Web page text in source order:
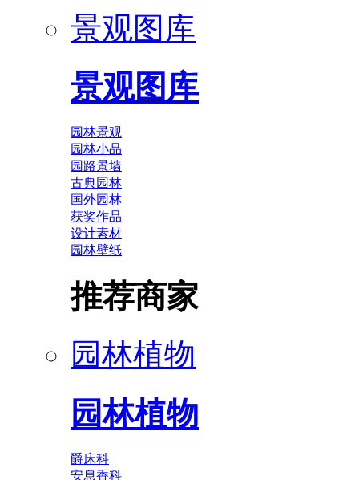
景观图库
景观图库
园林景观
园林小品
园路景墙
古典园林
国外园林
获奖作品
设计素材
园林壁纸
推荐商家
园林植物
园林植物
爵床科
安息香科